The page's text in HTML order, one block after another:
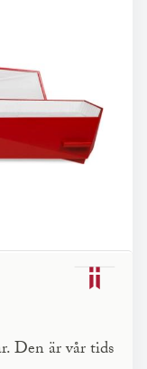
Den är vår tids